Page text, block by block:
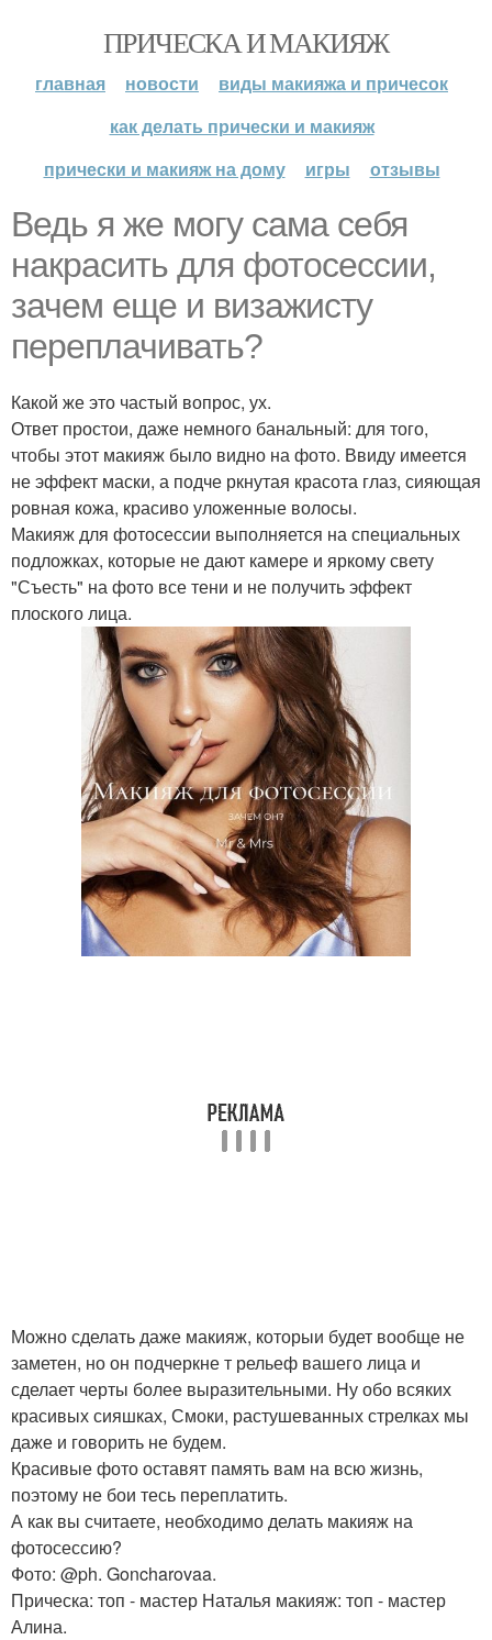
ПРИЧЕСКА И МАКИЯЖ
главная новости
виды макияжа и причесок
как делать прически и макияж
прически и макияж на дому
игры отзывы
Ведь я же могу сама себя
накрасить для фотосессии,
зачем еще и визажисту
переплачивать?
Какой же это частый вопрос, ух.
Ответ простои, даже немного банальный: для того,
чтобы этот макияж было видно на фото. Ввиду имеется
не эффект маски, а подче ркнутая красота глаз, сияющая
ровная кожа, красиво уложенные волосы.
Макияж для фотосессии выполняется на специальных
подложках, которые не дают камере и яркому свету
"Съесть" на фото все тени и не получить эффект
плоского лица.
Можно сделать даже макияж, которыи будет вообще не
заметен, но он подчеркне т рельеф вашего лица и
сделает черты более выразительными. Ну обо всяких
красивых сияшках, Смоки, растушеванных стрелках мы
даже и говорить не будем.
Красивые фото оставят память вам на всю жизнь,
поэтому не бои тесь переплатить.
А как вы считаете, необходимо делать макияж на
фотосессию?
Фото: @ph. Goncharovaa.
Прическа: топ - мастер Наталья макияж: топ - мастер
Алина.